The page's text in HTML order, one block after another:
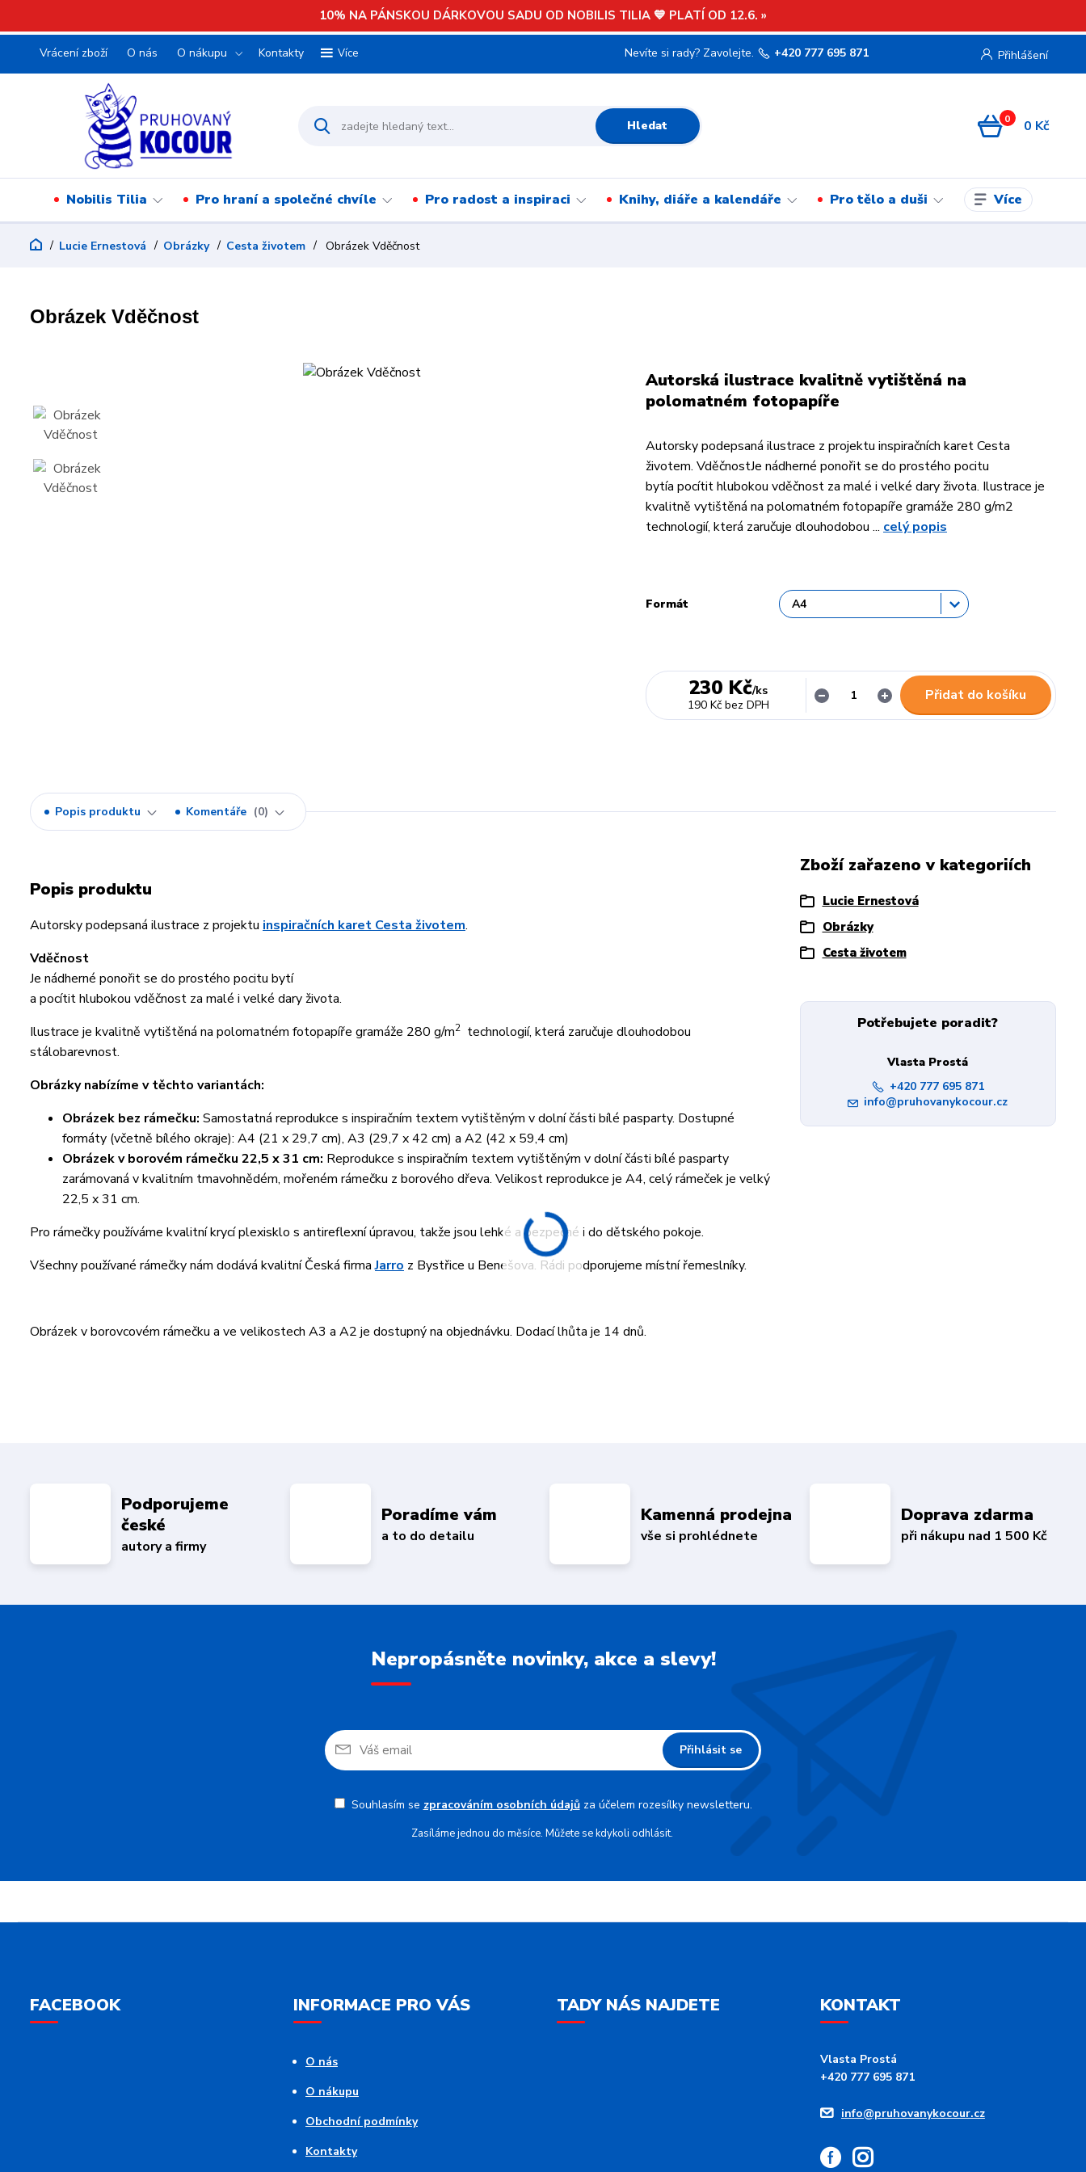
10% NA PÁNSKOU DÁRKOVOU SADU OD NOBILIS TILIA 💙 PLATÍ OD 12.6. »
Vrácení zboží O nás O nákupu Kontakty Více Přihlášení
Hledat
Nevíte si rady? Zavolejte. +420 777 695 871
0 0 Kč
Nobilis Tilia Pro hraní a společné chvíle Pro radost a inspiraci Knihy, diáře a kalendáře Pro tělo a duši Více
Lucie Ernestová Obrázky Cesta životem Obrázek Vděčnost
Obrázek Vděčnost
Autorská ilustrace kvalitně vytištěná na
polomatném fotopapíře
Autorsky podepsaná ilustrace z projektu inspiračních karet Cesta
životem. VděčnostJe nádherné ponořit se do prostého pocitu
bytía pocítit hlubokou vděčnost za malé i velké dary života. Ilustrace je
kvalitně vytištěná na polomatném fotopapíře gramáže 280 g/m2
technologií, která zaručuje dlouhodobou ... celý popis
Formát
230 Kč/ks
190 Kč bez DPH
Přidat do košíku
Popis produktu Komentáře 0
Popis produktu
Autorsky podepsaná ilustrace z projektu inspiračních karet Cesta životem.
Vděčnost
Je nádherné ponořit se do prostého pocitu bytí
a pocítit hlubokou vděčnost za malé i velké dary života.
Ilustrace je kvalitně vytištěná na polomatném fotopapíře gramáže 280 g/m2 technologií, která zaručuje dlouhodobou
stálobarevnost.
Obrázky nabízíme v těchto variantách:
Obrázek bez rámečku: Samostatná reprodukce s inspiračním textem vytištěným v dolní části bílé pasparty. Dostupné
formáty (včetně bílého okraje): A4 (21 x 29,7 cm), A3 (29,7 x 42 cm) a A2 (42 x 59,4 cm)
Obrázek v borovém rámečku 22,5 x 31 cm: Reprodukce s inspiračním textem vytištěným v dolní části bílé pasparty
zarámovaná v kvalitním tmavohnědém, mořeném rámečku z borového dřeva. Velikost reprodukce je A4, celý rámeček je velký
22,5 x 31 cm.
Pro rámečky používáme kvalitní krycí plexisklo s antireflexní úpravou, takže jsou lehké a bezpečné i do dětského pokoje.
Všechny používané rámečky nám dodává kvalitní Česká firmaJarro z Bystřice u Benešova. Rádi podporujeme místní řemeslníky.
Obrázek v borovcovém rámečku a ve velikostech A3 a A2 je dostupný na objednávku. Dodací lhůta je 14 dnů.
Zboží zařazeno v kategoriích
Lucie Ernestová
Obrázky
Cesta životem
Potřebujete poradit?
Vlasta Prostá
+420 777 695 871
info@pruhovanykocour.cz
Podporujeme
české
autory a firmy
Poradíme vám
a to do detailu
Kamenná prodejna
vše si prohlédnete
Doprava zdarma
při nákupu nad 1 500 Kč
Nepropásněte novinky, akce a slevy!
Přihlásit se
Souhlasím se zpracováním osobních údajůza účelem rozesílky newsletteru.
Zasíláme jednou do měsíce. Můžete se kdykoli odhlásit.
FACEBOOK INFORMACE PRO VÁS
O nás
O nákupu
Obchodní podmínky
Kontakty
TADY NÁS NAJDETE KONTAKT
Vlasta Prostá
+420 777 695 871
info@pruhovanykocour.cz